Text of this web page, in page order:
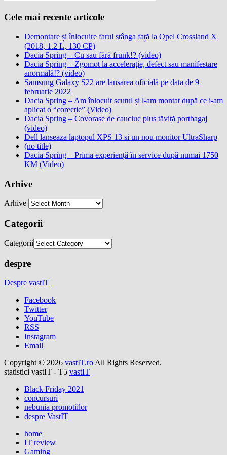
Cele mai recente articole
Demontare și înlocuire farul stânga față la Opel Crossland X
(2018, 1.2 L, 130 CP)
Dacia Spring – Cu sau fără frunk!? (video)
Dacia Spring – Zgomot la accelerație, defect sau manifestare
anormală!? (video)
Samsung Galaxy S22 are lansarea oficială pe data de 9
februarie 2022
Dacia Spring – Am înlocuit scutul și l-am montat după ce i-am
aplicat o “corecție” (Video)
Dacia Spring – Covorașe de cauciuc plus tăviță portbagaj
(video)
Dell lanseaza laptopul XPS 13 si un nou monitor UltraSharp
(no title)
Dacia Spring – Prima experiență în service după numai 1750
KM (Video)
Arhive
Arhive
Categorii
Categorii
despre
Despre vastIT
Facebook
Twitter
YouTube
RSS
Instagram
Email
Copyright © 2026 vastIT.ro All Rights Reserved.
statistici vastIT - T5 vastIT
Black Friday 2021
concursuri
nebunia promotiilor
despre VastIT
home
IT review
Gaming